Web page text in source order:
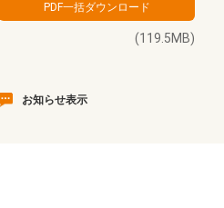
(119.5MB)
お知らせ表示